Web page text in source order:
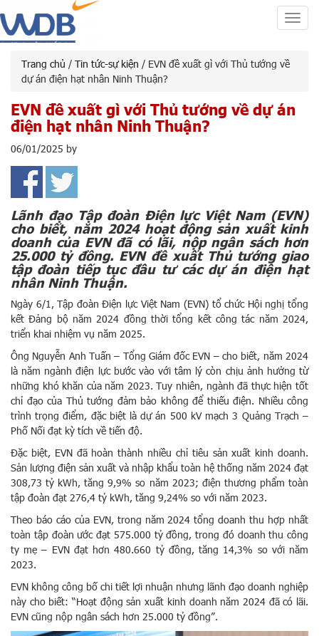
Trang chủ / Tin tức-sự kiện / EVN đề xuất gì với Thủ tướng về
dự án điện hạt nhân Ninh Thuận?
EVN đề xuất gì với Thủ tướng về dự án
điện hạt nhân Ninh Thuận?
06/01/2025 by
Lãnh đạo Tập đoàn Điện lực Việt Nam (EVN)
cho biết, năm 2024 hoạt động sản xuất kinh
doanh của EVN đã có lãi, nộp ngân sách hơn
25.000 tỷ đồng. EVN đề xuất Thủ tướng giao
tập đoàn tiếp tục đầu tư các dự án điện hạt
nhân Ninh Thuận.
Ngày 6/1, Tập đoàn Điện lực Việt Nam (EVN) tổ chức Hội nghị tổng
kết Đảng bộ năm 2024 đồng thời tổng kết công tác năm 2024,
triển khai nhiệm vụ năm 2025.
Ông Nguyễn Anh Tuấn – Tổng Giám đốc EVN – cho biết, năm 2024
là năm ngành điện lực bước vào với tâm lý còn chịu ảnh hưởng từ
những khó khăn của năm 2023. Tuy nhiên, ngành đã thực hiện tốt
chỉ đạo của Thủ tướng đảm bảo không để thiếu điện. Nhiều công
trình trọng điểm, đặc biệt là dự án 500 kV mạch 3 Quảng Trạch –
Phố Nối đạt kỳ tích về tiến độ.
Đặc biệt, EVN đã hoàn thành nhiều chỉ tiêu sản xuất kinh doanh.
Sản lượng điện sản xuất và nhập khẩu toàn hệ thống năm 2024 đạt
308,73 tỷ kWh, tăng 9,9% so năm 2023; điện thương phẩm toàn
tập đoàn đạt 276,4 tỷ kWh, tăng 9,24% so với năm 2023.
Theo báo cáo của EVN, trong năm 2024 tổng doanh thu hợp nhất
toàn tập đoàn ước đạt 575.000 tỷ đồng, trong đó doanh thu công
ty mẹ – EVN đạt hơn 480.660 tỷ đồng, tăng 14,3% so với năm
2023.
EVN không công bố chi tiết lợi nhuận nhưng lãnh đạo doanh nghiệp
này cho biết: “Hoạt động sản xuất kinh doanh năm 2024 đã có lãi.
EVN cũng nộp ngân sách hơn 25.000 tỷ đồng”.